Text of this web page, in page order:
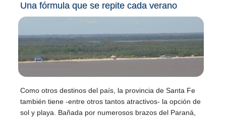
Una fórmula que se repite cada verano
Como otros destinos del país, la provincia de Santa Fe
también tiene -entre otros tantos atractivos- la opción de
sol y playa. Bañada por numerosos brazos del Paraná,